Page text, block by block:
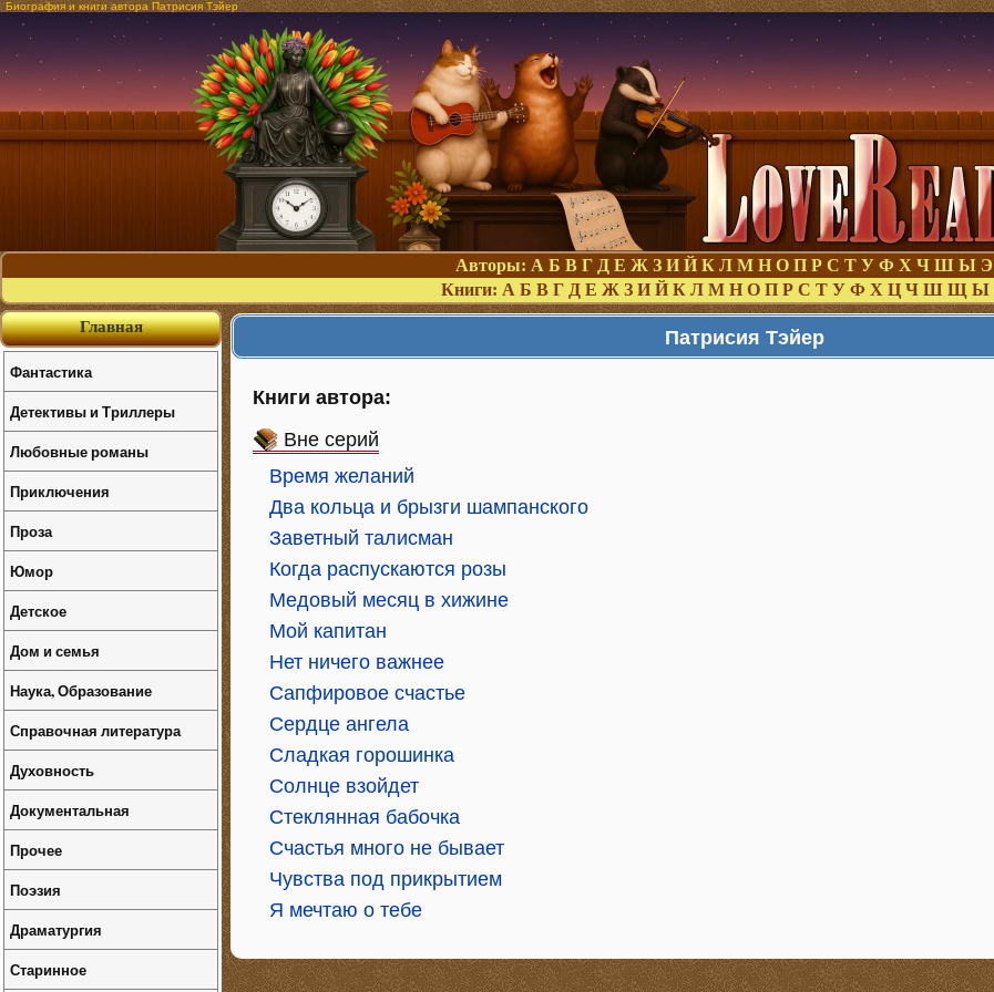
Биография и книги автора Патрисия Тэйер
Авторы: А Б В Г Д Е Ж З И Й К Л М Н О П Р С Т У Ф Х Ч Ш Ы Э
Книги: А Б В Г Д Е Ж З И Й К Л М Н О П Р С Т У Ф Х Ц Ч Ш Щ Ы
Патрисия Тэйер
Книги автора:
Вне серий
Время желаний
Два кольца и брызги шампанского
Заветный талисман
Когда распускаются розы
Медовый месяц в хижине
Мой капитан
Нет ничего важнее
Сапфировое счастье
Сердце ангела
Сладкая горошинка
Солнце взойдет
Стеклянная бабочка
Счастья много не бывает
Чувства под прикрытием
Я мечтаю о тебе
Главная
Фантастика
Детективы и Триллеры
Любовные романы
Приключения
Проза
Юмор
Детское
Дом и семья
Наука, Образование
Справочная литература
Духовность
Документальная
Прочее
Поэзия
Драматургия
Старинное